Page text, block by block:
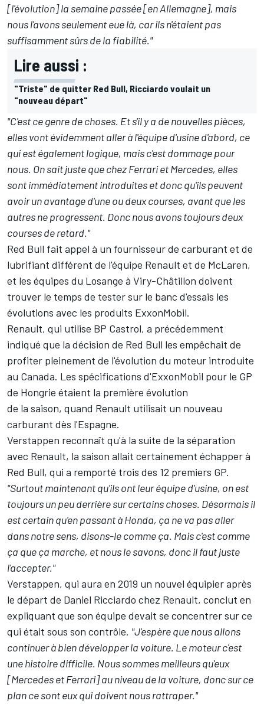
[l'évolution] la semaine passée [en Allemagne], mais
nous l'avons seulement eue là, car ils n'étaient pas
suffisamment sûrs de la fiabilité."
Lire aussi :
"Triste" de quitter Red Bull, Ricciardo voulait un
"nouveau départ"
"C'est ce genre de choses. Et s'il y a de nouvelles pièces,
elles vont évidemment aller à l'équipe d'usine d'abord, ce
qui est également logique, mais c'est dommage pour
nous. On sait juste que chez Ferrari et Mercedes, elles
sont immédiatement introduites et donc qu'ils peuvent
avoir un avantage d'une ou deux courses, avant que les
autres ne progressent. Donc nous avons toujours deux
courses de retard."
Red Bull fait appel à un fournisseur de carburant et de
lubrifiant différent de l'équipe Renault et de McLaren,
et les équipes du Losange à Viry-Châtillon doivent
trouver le temps de tester sur le banc d'essais les
évolutions avec les produits ExxonMobil.
Renault, qui utilise BP Castrol, a précédemment
indiqué que la décision de Red Bull les empêchait de
profiter pleinement de l'évolution du moteur introduite
au Canada. Les spécifications d'ExxonMobil pour le GP
de Hongrie étaient la première évolution
de la saison, quand Renault utilisait un nouveau
carburant dès l'Espagne.
Verstappen reconnaît qu'à la suite de la séparation
avec Renault, la saison allait certainement échapper à
Red Bull, qui a remporté trois des 12 premiers GP.
"Surtout maintenant qu'ils ont leur équipe d'usine, on est
toujours un peu derrière sur certains choses. Désormais il
est certain qu'en passant à Honda, ça ne va pas aller
dans notre sens, disons-le comme ça. Mais c'est comme
ça que ça marche, et nous le savons, donc il faut juste
l'accepter."
Verstappen, qui aura en 2019 un nouvel équipier après
le départ de Daniel Ricciardo chez Renault, conclut en
expliquant que son équipe devait se concentrer sur ce
qui était sous son contrôle. "J'espère que nous allons
continuer à bien développer la voiture. Le moteur c'est
une histoire difficile. Nous sommes meilleurs qu'eux
[Mercedes et Ferrari] au niveau de la voiture, donc sur ce
plan ce sont eux qui doivent nous rattraper."